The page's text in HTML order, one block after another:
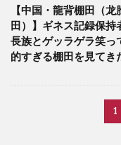
【中国・龍背棚田（龙
田）】ギネス記録保持
長族とゲッラゲラ笑っ
的すぎる棚田を見てき
1